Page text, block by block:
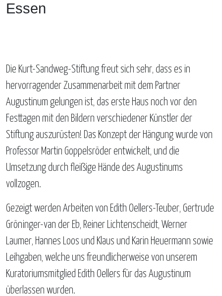
Essen
Die Kurt-Sandweg-Stiftung freut sich sehr, dass es in
hervorragender Zusammenarbeit mit dem Partner
Augustinum gelungen ist, das erste Haus noch vor den
Festtagen mit den Bildern verschiedener Künstler der
Stiftung auszurüsten! Das Konzept der Hängung wurde von
Professor Martin Goppelsröder entwickelt, und die
Umsetzung durch fleißige Hände des Augustinums
vollzogen.
Gezeigt werden Arbeiten von Edith Oellers-Teuber, Gertrude
Gröninger-van der Eb, Reiner Lichtenscheidt, Werner
Laumer, Hannes Loos und Klaus und Karin Heuermann sowie
Leihgaben, welche uns freundlicherweise von unserem
Kuratoriumsmitglied Edith Oellers für das Augustinum
überlassen wurden.